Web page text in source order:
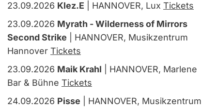
23.09.2026 Klez.E | HANNOVER, Lux Tickets
23.09.2026 Myrath - Wilderness of Mirrors
Second Strike | HANNOVER, Musikzentrum
Hannover Tickets
23.09.2026 Maik Krahl | HANNOVER, Marlene
Bar & Bühne Tickets
24.09.2026 Pisse | HANNOVER, Musikzentrum